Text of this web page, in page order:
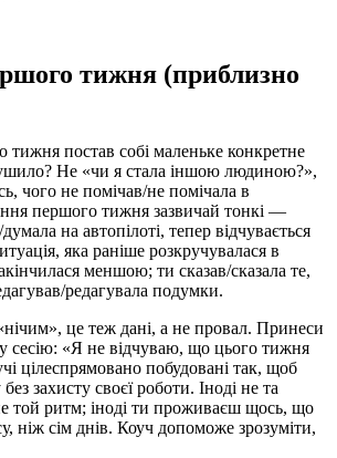
тижня (приблизно
тижня постав собі маленьке конкретне
Не «чи я стала іншою людиною?»,
чого не помічав/не помічала в
першого тижня зазвичай тонкі —
на автопілоті, тепер відчувається
яка раніше розкручувалася в
меншою; ти сказав/сказала те,
редагувала подумки.
це теж дані, а не провал. Принеси
сесію: «Я не відчуваю, що цього тижня
цілеспрямовано побудовані так, щоб
захисту своєї роботи. Іноді не та
той ритм; іноді ти проживаєш щось, що
ніж сім днів. Коуч допоможе зрозуміти,